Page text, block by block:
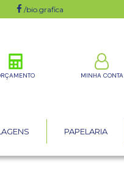
/bio.grafica
MINHA CONTA
PAPELARIA